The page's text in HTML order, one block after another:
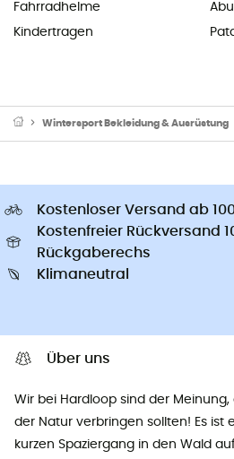
Fahrradhelme
Kindertragen
Wintersport Bekleidung & Ausrüstung
Kostenloser Versand ab
Kostenfreier Rückversand
Rückgaberechs
Klimaneutral
Über uns
Wir bei Hardloop sind der
der Natur verbringen sollten! Es ist
kurzen Spaziergang in den Wald